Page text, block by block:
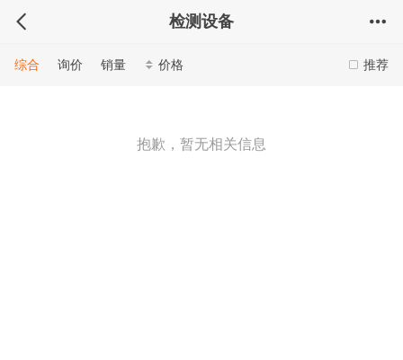
检测设备
推荐
综合 询价 销量 价格
抱歉，暂无相关信息